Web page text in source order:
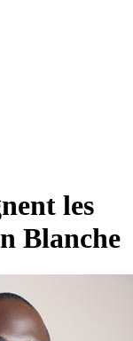
les
Blanche